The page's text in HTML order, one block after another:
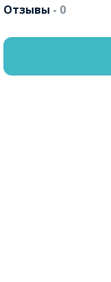
Отзывы - 0